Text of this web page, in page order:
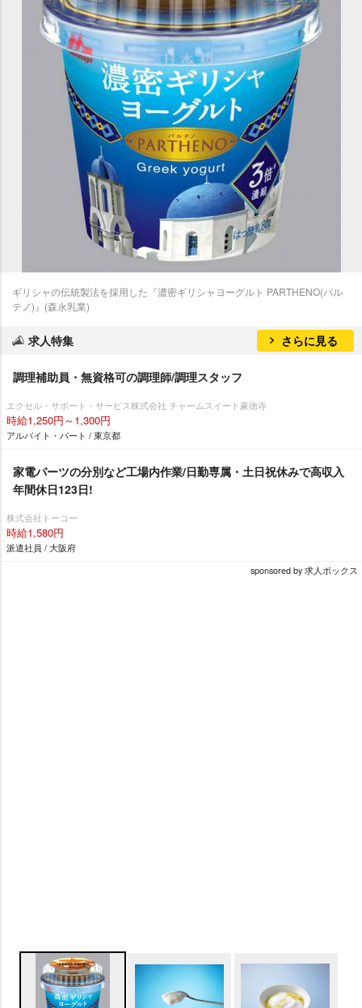
ギリシャの伝統製法を採用した『濃密ギリシャヨーグルト PARTHENO(パル
テノ)』(森永乳業)
求人特集 さらに見る
調理補助員・無資格可の調理師/調理スタッフ
エクセル・サポート・サービス株式会社 チャームスイート豪徳寺
時給1,250円～1,300円
アルバイト・パート / 東京都
家電パーツの分別など工場内作業/日勤専属・土日祝休みで高収入
年間休日123日!
株式会社トーコー
時給1,580円
派遣社員 / 大阪府
sponsored by 求人ボックス